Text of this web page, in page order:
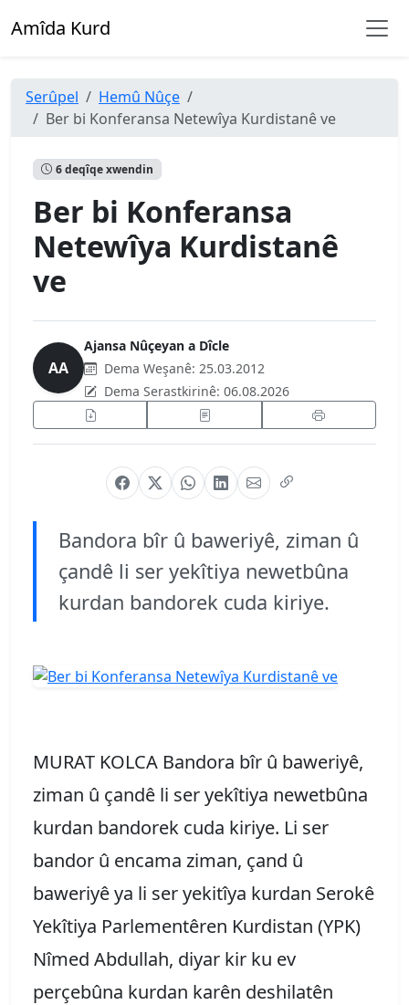
Amîda Kurd
Serûpel
Hemû Nûçe
Ber bi Konferansa Netewîya Kurdistanê ve
6 deqîqe xwendin
Ber bi Konferansa
Netewîya Kurdistanê
ve
AA
Ajansa Nûçeyan a Dîcle
Dema Weşanê: 25.03.2012
Dema Serastkirinê: 06.08.2026
Bandora bîr û baweriyê, ziman û
çandê li ser yekîtiya newetbûna
kurdan bandorek cuda kiriye.
MURAT KOLCA Bandora bîr û baweriyê,
ziman û çandê li ser yekîtiya newetbûna
kurdan bandorek cuda kiriye. Li ser
bandor û encama ziman, çand û
baweriyê ya li ser yekitîya kurdan Serokê
Yekîtiya Parlementêren Kurdistan (YPK)
Nîmed Abdullah, diyar kir ku ev
perçebûna kurdan karên deshilatên